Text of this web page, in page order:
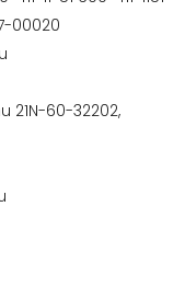
00020
21N-60-32202,